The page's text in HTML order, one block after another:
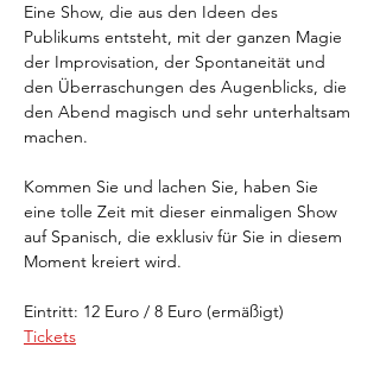
Eine Show, die aus den Ideen des
Publikums entsteht, mit der ganzen Magie
der Improvisation, der Spontaneität und
den Überraschungen des Augenblicks, die
den Abend magisch und sehr unterhaltsam
machen.
Kommen Sie und lachen Sie, haben Sie
eine tolle Zeit mit dieser einmaligen Show
auf Spanisch, die exklusiv für Sie in diesem
Moment kreiert wird.
Eintritt: 12 Euro / 8 Euro (ermäßigt)
Tickets